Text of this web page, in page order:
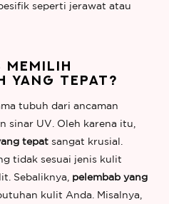
seperti jerawat atau
MEMILIH
YANG TEPAT?
tubuh dari ancaman
sinar UV. Oleh karena itu,
tepat sangat krusial.
tidak sesuai jenis kulit
Sebaliknya, pelembab yang
kulit Anda. Misalnya,